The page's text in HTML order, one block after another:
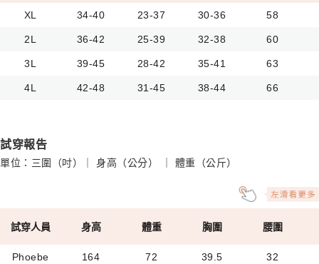
XL 34-40 23-37 30-36 58
2L 36-42 25-39 32-38 60
3L 39-45 28-42 35-41 63
4L 42-48 31-45 38-44 66
試穿報告
單位：三圍（吋）｜ 身高（公分） ｜ 體重（公斤）
試穿人員 身高 體重 胸圍 腰圍
Phoebe 164 72 39.5 32